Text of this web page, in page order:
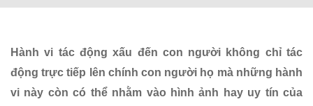
Hành vi tác động xấu đến con người không chỉ tác
động trực tiếp lên chính con người họ mà những hành
vi này còn có thể nhằm vào hình ảnh hay uy tín của